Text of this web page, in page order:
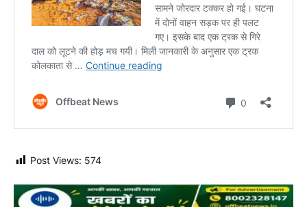
Post Views: 574